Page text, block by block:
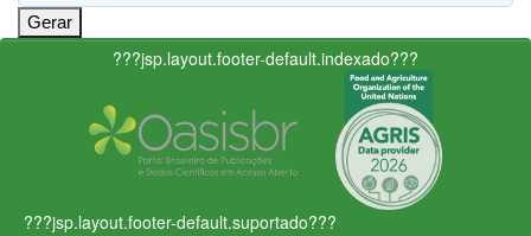
???jsp.layout.footer-default.indexado???
???jsp.layout.footer-default.suportado???